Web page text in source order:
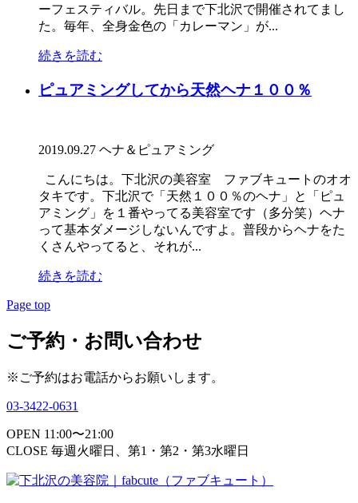
ーフェスティバル。先日まで下北沢で開催されてまし
た。毎年、全身金色の「カレーマン」が...
続きを読む
ピュアミングしてから天然ヘナ１００％
2019.09.27 ヘナ＆ピュアミング
こんにちは。下北沢の美容室 ファブキュートのオオ
タキです。下北沢で「天然１００％のヘナ」と「ピュ
アミング」を１番やってる美容室です（多分笑）ヘナ
って基本ダメージしないんですよ。普段からヘナをた
くさんやってると、それが...
続きを読む
Page top
ご予約・お問い合わせ
※ご予約はお電話からお願いします。
03-3422-0631
OPEN 11:00〜21:00
CLOSE 毎週火曜日、第1・第2・第3水曜日